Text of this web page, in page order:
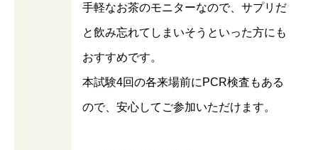
手軽なお茶のモニターなので、サプリだ
と飲み忘れてしまいそうといった方にも
おすすめです。
本試験4回の各来場前にPCR検査もある
ので、安心してご参加いただけます。